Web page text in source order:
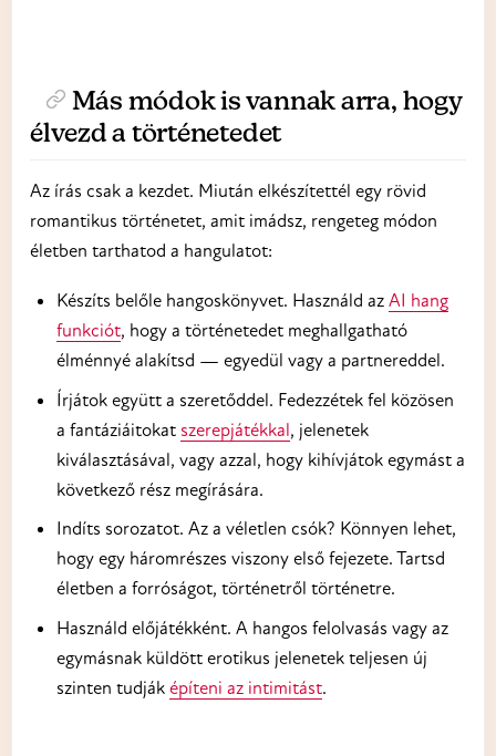
Más módok is vannak arra, hogy
élvezd a történetedet
Az írás csak a kezdet. Miután elkészítettél egy rövid
romantikus történetet, amit imádsz, rengeteg módon
életben tarthatod a hangulatot:
Készíts belőle hangoskönyvet. Használd az AI hang
funkciót, hogy a történetedet meghallgatható
élménnyé alakítsd — egyedül vagy a partnereddel.
Írjátok együtt a szeretőddel. Fedezzétek fel közösen
a fantáziáitokat szerepjátékkal, jelenetek
kiválasztásával, vagy azzal, hogy kihívjátok egymást a
következő rész megírására.
Indíts sorozatot. Az a véletlen csók? Könnyen lehet,
hogy egy háromrészes viszony első fejezete. Tartsd
életben a forróságot, történetről történetre.
Használd előjátékként. A hangos felolvasás vagy az
egymásnak küldött erotikus jelenetek teljesen új
szinten tudják építeni az intimitást.